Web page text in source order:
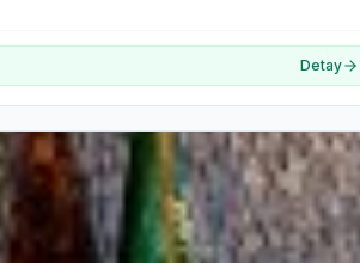
Detay